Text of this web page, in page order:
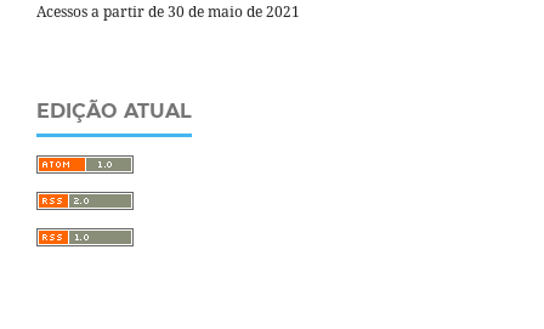
Acessos a partir de 30 de maio de 2021
EDIÇÃO ATUAL